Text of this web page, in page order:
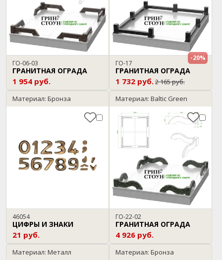
ГО-06-03
ГРАНИТНАЯ ОГРАДА
1 954 руб.
ГО-17
ГРАНИТНАЯ ОГРАДА
1 732 руб.2 165 руб.
-20%
Материал: Бронза
46054
ЦИФРЫ И ЗНАКИ
21 руб.
Материал: Baltic Green
ГО-22-02
ГРАНИТНАЯ ОГРАДА
4 926 руб.
Материал: Металл Материал: Бронза